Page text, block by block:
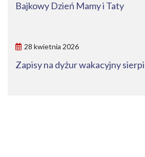
Bajkowy Dzień Mamy i Taty
28 kwietnia 2026
Zapisy na dyżur wakacyjny